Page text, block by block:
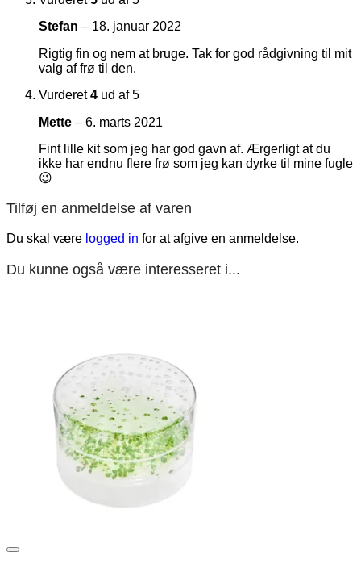
Stefan – 18. januar 2022
Rigtig fin og nem at bruge. Tak for god rådgivning til mit
valg af frø til den.
Vurderet4 ud af 5
Mette – 6. marts 2021
Fint lille kit som jeg har god gavn af. Ærgerligt at du
ikke har endnu flere frø som jeg kan dyrke til mine fugle
😉
Tilføj en anmeldelse af varen
Du skal være logged in for at afgive en anmeldelse.
Du kunne også være interesseret i...